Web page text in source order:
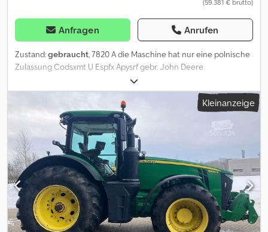
(59.381 € brutto)
Anfragen Anrufen
Zustand:gebraucht, 7820 A die Maschine hat nur eine polnische
Zulassung Codsxmt U Espfx Apysrf gebr. John Deere
Kleinanzeige